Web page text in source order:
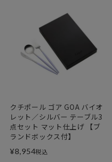
クチポール ゴア GOA バイオ
レット／シルバー テーブル3
点セット マット仕上げ 【ブ
ランドボックス付】
¥8,954税込